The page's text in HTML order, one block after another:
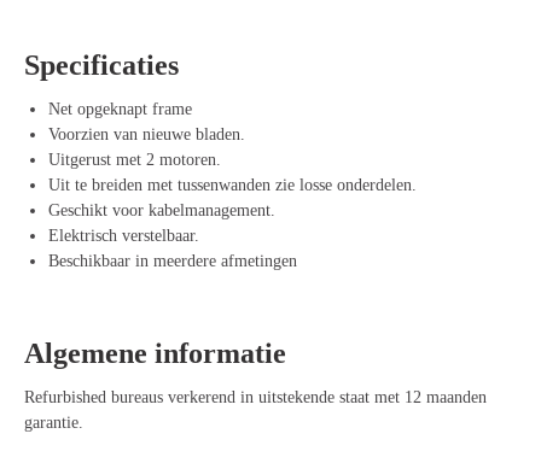
Stabiel en stevig onderstel
gebruik.
Beschikbaar in meerdere kleurencombinaties– Past perfect in elke
kantooromgeving.
Voordelen van het refurbished duo zit-sta
Ergonomisch en flexibel werken
wisselen van houding en zo het werkcomfort verbeteren.
Duurzame keuze – Een milieuvriendelijk alternatief dat bijdraagt
aan een circulaire economie.
Specificaties
Net opgeknapt frame
Voorzien van nieuwe bladen.
Uitgerust met 2 motoren.
Uit te breiden met tussenwanden zie losse onderdelen.
Geschikt voor kabelmanagement.
Elektrisch verstelbaar.
Beschikbaar in meerdere afmetingen
Algemene informatie
Refurbished bureaus verkerend in uitstekende staat met 12 maanden
garantie.